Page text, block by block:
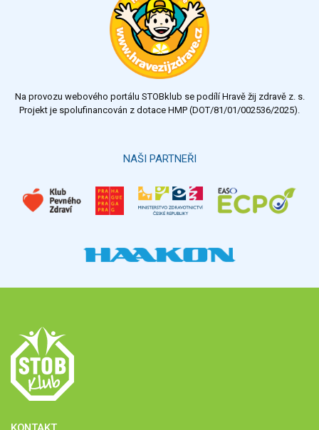
Na provozu webového portálu STOBklub se podílí Hravě žij zdravě z. s.
Projekt je spolufinancován z dotace HMP (DOT/81/01/002536/2025).
NAŠI PARTNEŘI